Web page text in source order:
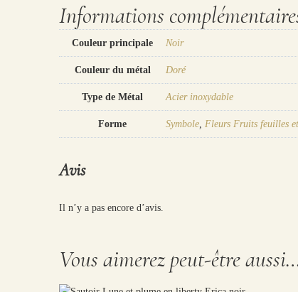
Informations
Couleur principale Noir
Couleur du métal Doré
Type de Métal Acier inoxydable
Forme Symbole Fleurs Fruits feuilles
Avis
Il n’y a pas encore d’avis.
Vous aimerez peut-être